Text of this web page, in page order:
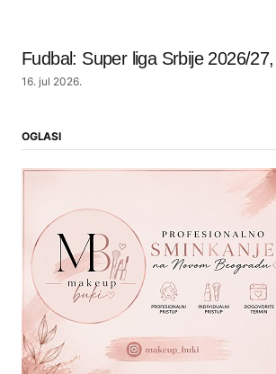
Fudbal: Super liga Srbije 2026/
16. jul 2026.
OGLASI